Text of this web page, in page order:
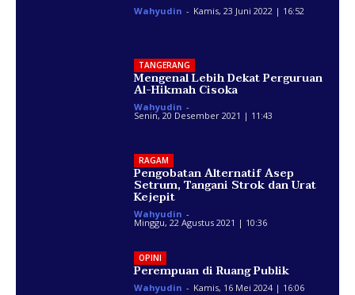
Wahyudin - Kamis, 23 Juni 2022 | 16:52
TANGERANG
Mengenal Lebih Dekat Perguruan
Al-Hikmah Cisoka
Wahyudin -
Senin, 20 Desember 2021 | 11:43
RAGAM
Pengobatan Alternatif Asep
Setrum, Tangani Strok dan Urat
Kejepit
Wahyudin -
Minggu, 22 Agustus 2021 | 10:36
OPINI
Perempuan di Ruang Publik
Wahyudin - Kamis, 16 Mei 2024 | 16:06